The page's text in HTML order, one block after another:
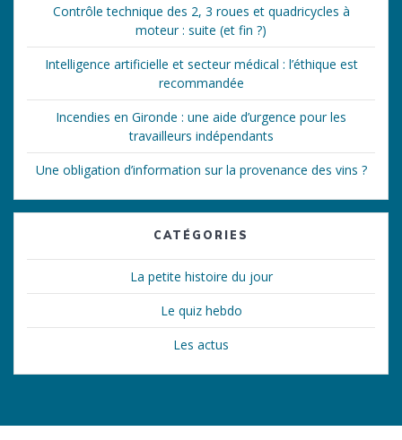
Contrôle technique des 2, 3 roues et quadricycles à
moteur : suite (et fin ?)
Intelligence artificielle et secteur médical : l’éthique est
recommandée
Incendies en Gironde : une aide d’urgence pour les
travailleurs indépendants
Une obligation d’information sur la provenance des vins ?
CATÉGORIES
La petite histoire du jour
Le quiz hebdo
Les actus